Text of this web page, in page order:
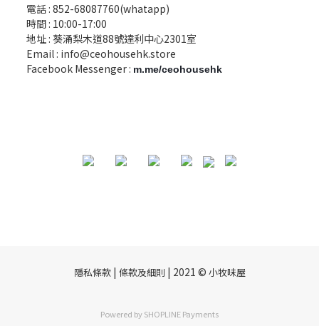
電話 : 852-68087760(whatapp)
時間 : 10:00-17:00
地址 : 葵涌梨木道88號達利中心2301室
Email : info@ceohousehk.store
Facebook Messenger : m.me/ceohousehk
隱私條款| 條款及細則 | 2021 © 小牧味屋
Powered bySHOPLINE Payments